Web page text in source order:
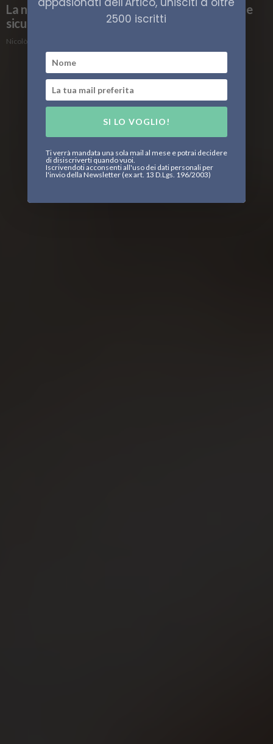
La nuova visione NORDEFCO tra deterrenza e
sicurezza artica
Nicolò Radice Fossati
2500 iscritti
SI LO VOGLIO!
Ti verrà mandata una sola mail al mese e potrai decidere
di disiscriverti quando vuoi.
Iscrivendoti acconsenti all'uso dei dati personali per
l'invio della Newsletter (ex art. 13 D.Lgs. 196/2003)